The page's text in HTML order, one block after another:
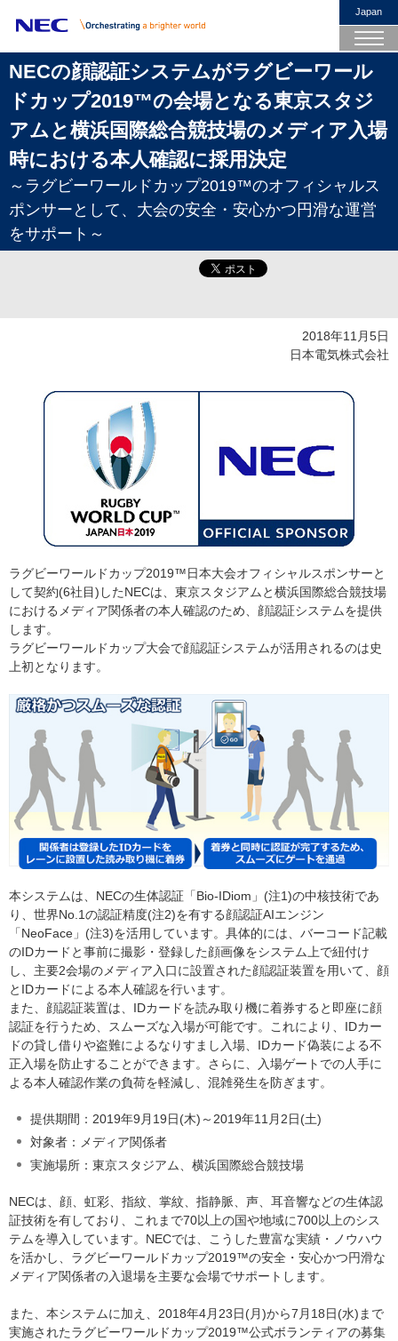
Japan
NECの顔認証システムがラグビーワール
ドカップ2019™の会場となる東京スタジ
アムと横浜国際総合競技場のメディア入場
時における本人確認に採用決定
～ラグビーワールドカップ2019™のオフィシャルス
ポンサーとして、大会の安全・安心かつ円滑な運営
をサポート～
2018年11月5日
日本電気株式会社
ラグビーワールドカップ2019™日本大会オフィシャルスポンサーと
して契約(6社目)したNECは、東京スタジアムと横浜国際総合競技場
におけるメディア関係者の本人確認のため、顔認証システムを提供
します。
ラグビーワールドカップ大会で顔認証システムが活用されるのは史
上初となります。
本システムは、NECの生体認証「Bio-IDiom」(注1)の中核技術であ
り、世界No.1の認証精度(注2)を有する顔認証AIエンジン
「NeoFace」(注3)を活用しています。具体的には、バーコード記載
のIDカードと事前に撮影・登録した顔画像をシステム上で紐付け
し、主要2会場のメディア入口に設置された顔認証装置を用いて、顔
とIDカードによる本人確認を行います。
また、顔認証装置は、IDカードを読み取り機に着券すると即座に顔
認証を行うため、スムーズな入場が可能です。これにより、IDカー
ドの貸し借りや盗難によるなりすまし入場、IDカード偽装による不
正入場を防止することができます。さらに、入場ゲートでの人手に
よる本人確認作業の負荷を軽減し、混雑発生を防ぎます。
提供期間：2019年9月19日(木)～2019年11月2日(土)
対象者：メディア関係者
実施場所：東京スタジアム、横浜国際総合競技場
NECは、顔、虹彩、指紋、掌紋、指静脈、声、耳音響などの生体認
証技術を有しており、これまで70以上の国や地域に700以上のシス
テムを導入しています。NECでは、こうした豊富な実績・ノウハウ
を活かし、ラグビーワールドカップ2019™の安全・安心かつ円滑な
メディア関係者の入退場を主要な会場でサポートします。
また、本システムに加え、2018年4月23日(月)から7月18日(水)まで
実施されたラグビーワールドカップ2019™公式ボランティアの募集